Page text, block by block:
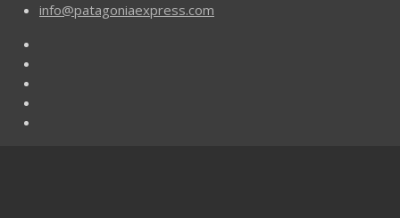
info@patagoniaexpress.com